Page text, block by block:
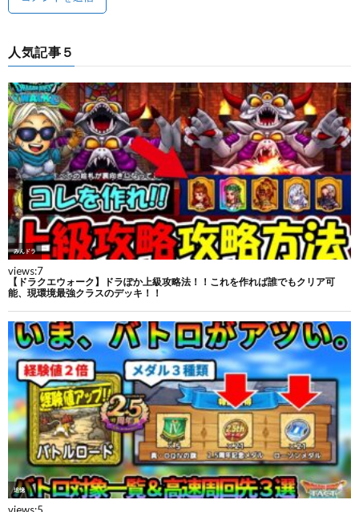
人気記事５